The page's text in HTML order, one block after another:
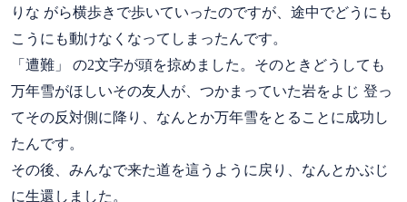
りな がら横歩きで歩いていったのですが、途中でどうにも
こうにも動けなくなってしまったんです。
「遭難」 の2文字が頭を掠めました。そのときどうしても
万年雪がほしいその友人が、つかまっていた岩をよじ 登っ
てその反対側に降り、なんとか万年雪をとることに成功し
たんです。
その後、みんなで来た道を這うように戻り、なんとかぶじ
に生還しました。